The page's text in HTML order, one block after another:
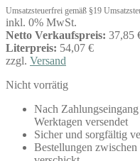
Umsatzsteuerfrei gemäß §19
inkl. 0% MwSt.
Netto Verkaufspreis: 37,85
Literpreis: 54,07 €
zzgl. Versand
Nicht vorrätig
Nach
Werktagen versendet
Sicher und sorgfältig
Bestellungen